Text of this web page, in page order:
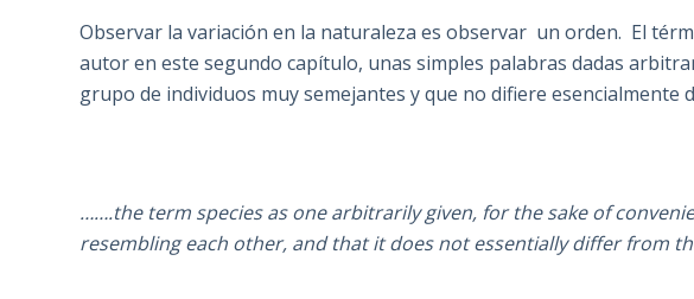
Observar la variación en la naturaleza es observar un orden. El
autor en este segundo capítulo, unas simples palabras dadas
grupo de individuos muy semejantes y que no difiere esencialmente
…….the term species as one arbitrarily given, for the sake of
resembling each other, and that it does not essentially differ from